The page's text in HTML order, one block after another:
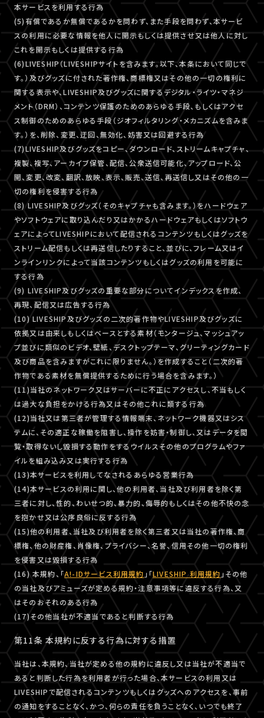
本サービスを利用する行為
(5)有償であるか無償であるかを問わず、また手段を問わず、本サービ
スの利用に必要な情報を他人に開示もしくは提供させ又は他人に対し
これを開示もしくは提供する行為
(6)LIVESHIP（LIVESHIPサイトを含みます。以下、本条において同じで
す。）及びグッズに付された著作権、商標権又はその他の一切の権利に
関する表示や、LIVESHIP及びグッズに関するデジタル・ライツ・マネジ
メント（DRM）、コンテンツ保護のためのあらゆる手段、もしくはアクセ
ス制御のためのあらゆる手段（ジオフィルタリング・メカニズムを含みま
す。）を、削除、変更、迂回、無効化、妨害又は回避する行為
(7)LIVESHIP及びグッズをコピー、ダウンロード、ストリームキャプチャ、
複製、複写、アーカイブ保管、配信、公衆送信可能化、アップロード、公
開、変更、改変、翻訳、放映、表示、販売、送信、再送信し又はその他の一
切の権利を侵害する行為
(8) LIVESHIP及びグッズ（そのキャプチャも含みます。）をハードウェア
やソフトウェアに取り込んだり又はかかるハードウェアもしくはソフトウ
ェアによってLIVESHIPにおいて配信されるコンテンツもしくはグッズを
ストリーム配信もしくは再送信したりすること、並びに、フレーム又はイ
ンラインリンクによって当該コンテンツもしくはグッズの利用を可能に
する行為
(9) LIVESHIP及びグッズの重要な部分についてインデックスを作成、
再現、配信又は広告する行為
(10) LIVESHIP及びグッズの二次的著作物やLIVESHIP及びグッズに
依拠又は由来しもしくはベースとする素材（モンタージュ、マッシュアッ
プ並びに類似のビデオ、壁紙、デスクトップテーマ、グリーティングカード
及び商品を含みますがこれに限りません。）を作成すること（二次的著
作物である素材を無償提供するために行う場合を含みます。）
(11)当社のネットワーク又はサーバーに不正にアクセスし、不当もしく
は過大な負担をかける行為又はその他これに類する行為
(12)当社又は第三者が管理する情報端末、ネットワーク機器又はシス
テムに、その適正な稼働を阻害し、操作を妨害・制御し、又はデータを閲
覧・取得ないし毀損する動作をするウイルスその他のプログラムやファ
イルを組み込み又は実行する行為
(13)本サービスを利用してなされるあらゆる営業行為
(14)本サービスの利用に関し、他の利用者、当社及び利用者を除く第
三者に対し、性的、わいせつ的、暴力的、侮辱的もしくはその他不快の念
を抱かせ又は公序良俗に反する行為
(15)他の利用者、当社及び利用者を除く第三者又は当社の著作権、商
標権、他の財産権、肖像権、プライバシー、名誉、信用その他一切の権利
を侵害又は毀損する行為
(16) 本規約、「A!-IDサービス利用規約 」「LIVESHIP 利用規約」その他
の当社及びアミューズが定める規約・注意事項等に違反する行為、又
はそのおそれのある行為
(17)その他当社が不適当であると判断する行為
第11条 本規約に反する行為に対する措置
当社は、本規約、当社が定める他の規約に違反し又は当社が不適当で
あると判断した行為を利用者が行った場合、本サービスの利用又は
LIVESHIPで配信されるコンテンツもしくはグッズへのアクセスを、事前
の通知をすることなく、かつ、何らの責任を負うことなく、いつでも終了